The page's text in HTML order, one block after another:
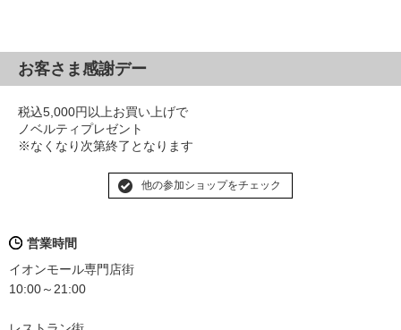
お客さま感謝デー
税込5,000円以上お買い上げで
ノベルティプレゼント
※なくなり次第終了となります
他の参加ショップをチェック
営業時間
イオンモール専門店街
10:00～21:00